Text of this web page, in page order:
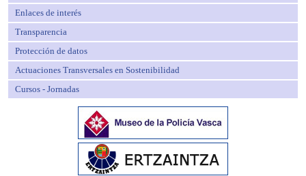
Enlaces de interés
Transparencia
Protección de datos
Actuaciones Transversales en Sostenibilidad
Cursos - Jornadas